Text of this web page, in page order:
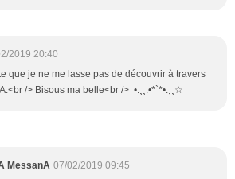
2019 20:40
que je ne me lasse pas de découvrir à travers
/> Bisous ma belle<br /> •.¸¸.•*`*•.¸¸☆
MessanA 07/02/2019 09:45